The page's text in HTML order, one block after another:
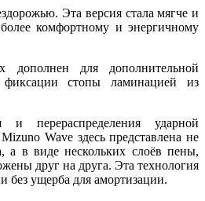
Эта версия стала мягче и
более комфортному и энергичному
дополнен для дополнительной
стопы ламинацией из
и перераспределения ударной
Wave здесь представлена не
а в виде нескольких слоёв пены,
друг на друга. Эта технология
без ущерба для амортизации.